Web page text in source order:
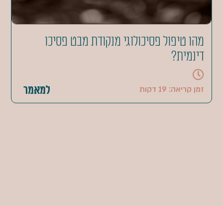
מהו טיפול פסיכולוגי מנקודת מבט פסיכו
דינמית?
זמן קריאה: 19 דקות למאמר